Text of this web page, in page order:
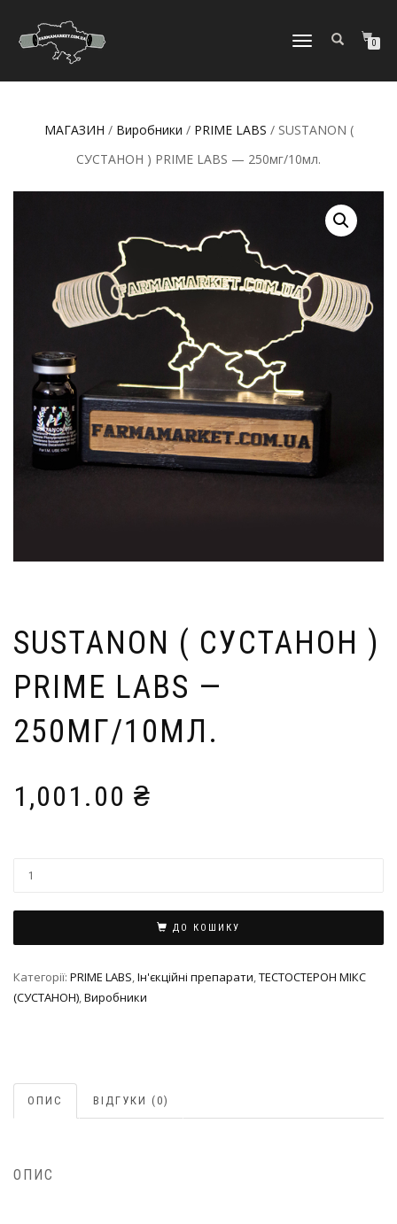
МОБІЛЬНЕ
0
МАГАЗИН / Виробники / PRIME LABS / SUSTANON (
СУСТАНОН ) PRIME LABS — 250мг/10мл.
SUSTANON ( СУСТАНОН )
PRIME LABS —
250МГ/10МЛ.
1,001.00 ₴
ДО КОШИКУ
Категорії: PRIME LABS,Ін'єкційні препарати,ТЕСТОСТЕРОН МІКС
(СУСТАНОН),Виробники
ОПИС ВІДГУКИ (0)
ОПИС